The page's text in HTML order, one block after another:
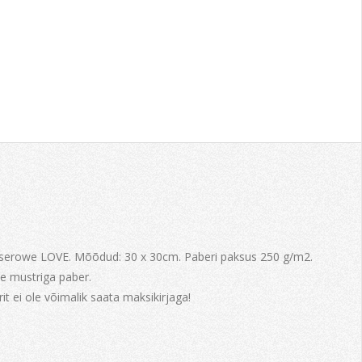
LOVE. Mõõdud: 30 x 30cm. Paberi paksus 250 g/m2.
mustriga paber.
ei ole võimalik saata maksikirjaga!